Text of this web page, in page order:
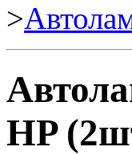
>
HP